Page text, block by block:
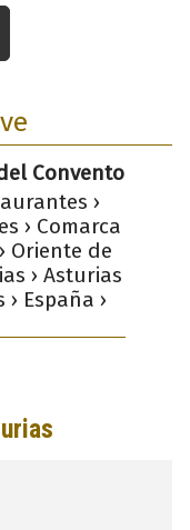
Convento
›
› Comarca
Oriente de
› Asturias
España ›